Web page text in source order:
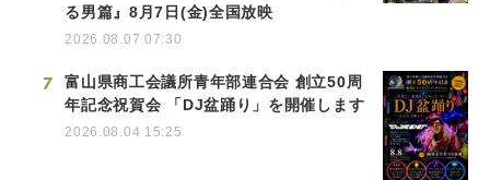
る男篇』8月7日(金)全国放映
2026.08.07 07:30
7
富山県商工会議所青年部連合会 創立50周
年記念祝賀会 「DJ盆踊り」を開催します
2026.08.04 15:25